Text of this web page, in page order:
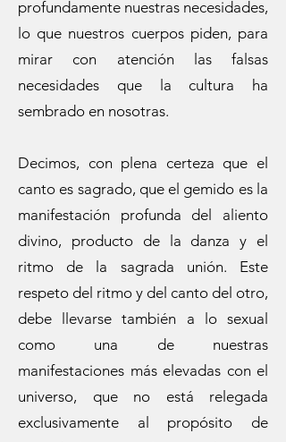
profundamente nuestras necesidades,
lo que nuestros cuerpos piden, para
mirar con atención las falsas
necesidades que la cultura ha
sembrado en nosotras.
Decimos, con plena certeza que el
canto es sagrado, que el gemido es la
manifestación profunda del aliento
divino, producto de la danza y el
ritmo de la sagrada unión. Este
respeto del ritmo y del canto del otro,
debe llevarse también a lo sexual
como una de nuestras
manifestaciones más elevadas con el
universo, que no está relegada
exclusivamente al propósito de